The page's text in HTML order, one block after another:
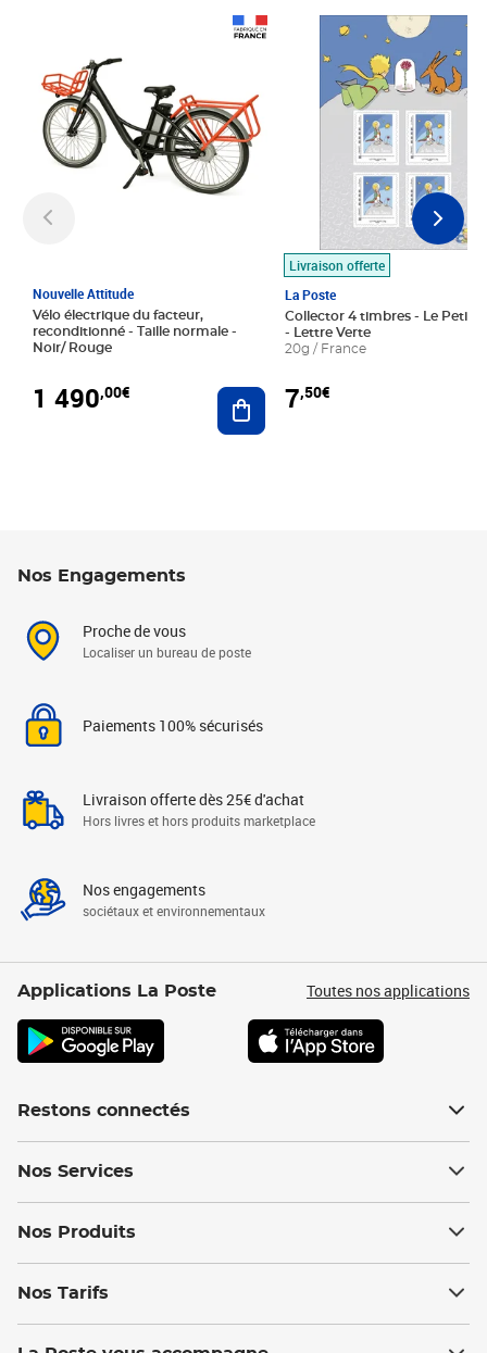
Nouvelle Attitude
Vélo électrique du facteur,
reconditionné - Taille normale -
Noir/ Rouge
1 490,00€ Ajouter au panier
Livraison offerte
La Poste
Collector 4 timbres - Le Petit
- Lettre Verte
20g / France
7,50€
Prix 7,50€
Nos Engagements
Proche de vous
Localiser un bureau de poste
Paiements 100% sécurisés
Livraison offerte dès 25€ d'achat
Hors livres et hors produits marketplace
Nos engagements
sociétaux et environnementaux
Applications La Poste Toutes nos applications
Restons connectés
Nos Services
Nos Produits
Nos Tarifs